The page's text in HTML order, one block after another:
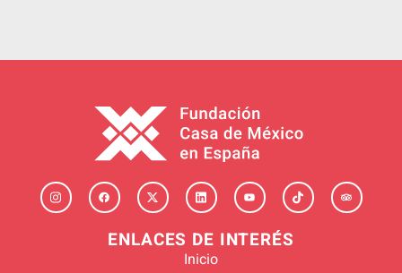
ENLACES DE INTERÉS
Inicio